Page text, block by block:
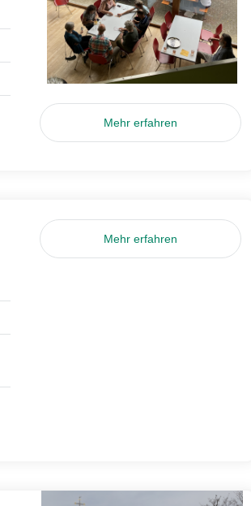
Mehr erfahren
Mehr erfahren